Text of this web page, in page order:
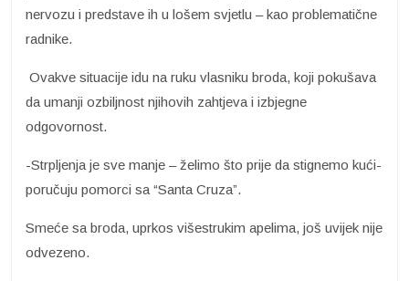
nervozu i predstave ih u lošem svjetlu – kao problematične
radnike.
Ovakve situacije idu na ruku vlasniku broda, koji pokušava
da umanji ozbiljnost njihovih zahtjeva i izbjegne
odgovornost.
-Strpljenja je sve manje – želimo što prije da stignemo kući-
poručuju pomorci sa “Santa Cruza”.
Smeće sa broda, uprkos višestrukim apelima, još uvijek nije
odvezeno.